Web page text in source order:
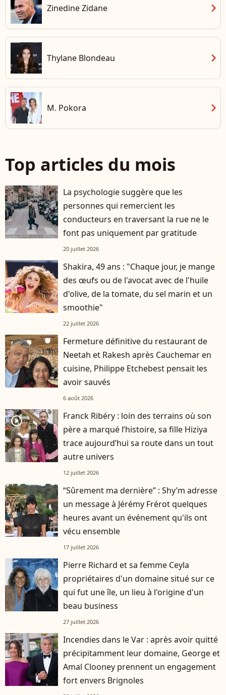
Zinedine Zidane chevron_right
Thylane Blondeau chevron_right
M. Pokora chevron_right
Top articles du mois
La psychologie suggère que les
personnes qui remercient les
conducteurs en traversant la rue ne le
font pas uniquement par gratitude
20 juillet 2026
Shakira, 49 ans : "Chaque jour, je mange
des œufs ou de l'avocat avec de l'huile
d'olive, de la tomate, du sel marin et un
smoothie"
22 juillet 2026
Fermeture définitive du restaurant de
Neetah et Rakesh après Cauchemar en
cuisine, Philippe Etchebest pensait les
avoir sauvés
6 août 2026
player2
Franck Ribéry : loin des terrains où son
père a marqué l’histoire, sa fille Hiziya
trace aujourd’hui sa route dans un tout
autre univers
12 juillet 2026
“Sûrement ma dernière” : Shy’m adresse
un message à Jérémy Frérot quelques
heures avant un événement qu'ils ont
vécu ensemble
17 juillet 2026
Pierre Richard et sa femme Ceyla
propriétaires d'un domaine situé sur ce
qui fut une île, un lieu à l'origine d'un
beau business
27 juillet 2026
Incendies dans le Var : après avoir quitté
précipitamment leur domaine, George et
Amal Clooney prennent un engagement
fort envers Brignoles